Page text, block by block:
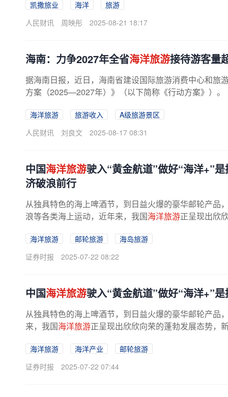
凯撒旅业 海洋
旅游
人民财讯
周映彤 2025-08-21 18:17
海南：力争2027年全省海洋旅游接待游客量
据海南日报，近日，海南省建设国际旅游消费中心和旅
方案（2025—2027年）》（以下简称《行动方案》）
海洋旅游 旅游收入
A级旅游景区
人民财讯
刘良文 2025-08-17 08:31
中国海洋旅游驶入“黄金航道”做好“海洋+”
济破浪前行
从独具特色的海上啤酒节，到日益火爆的豪华邮轮产品
浪等各类海上运动，近年来，我国海洋旅游正呈现出欣
海洋旅游 邮轮旅游
海岛旅游
证券时报
2025-07-22 08:22
中国海洋旅游驶入“黄金航道”做好“海洋+”
从独具特色的海上啤酒节，到日益火爆的豪华邮轮产品
来，我国海洋旅游正呈现出欣欣向荣的蓬勃发展态势，
海洋旅游 海洋产业
邮轮旅游
证券时报
2025-07-22 07:44